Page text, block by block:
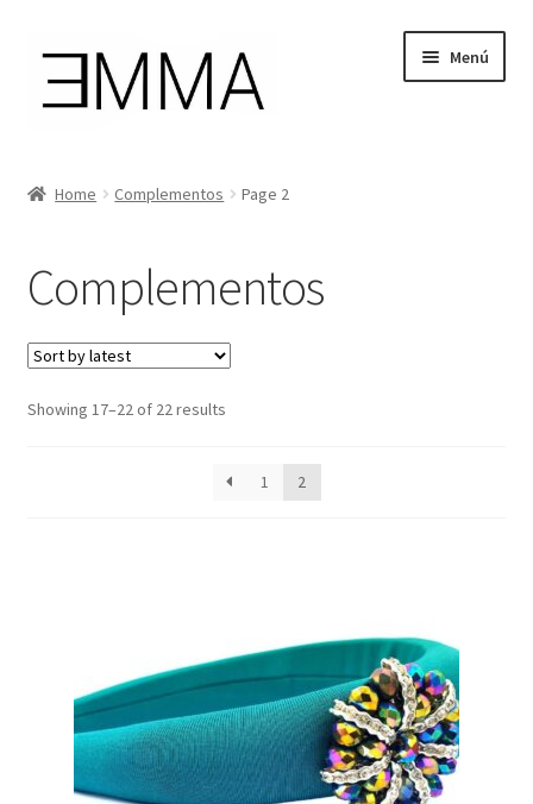
contenido
Menú
Cesta de la compra
Instagram
Facebook
Home Complementos Page 2
Complementos
Showing 17–22 of 22 results
1 2